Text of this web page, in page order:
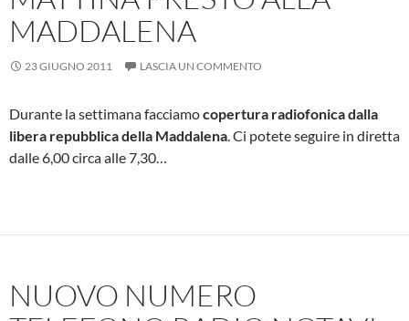
MADDALENA
23 GIUGNO 2011 LASCIA UN COMMENTO
Durante la settimana facciamocopertura radiofonica dalla
libera repubblica della Maddalena. Ci potete seguire in diretta
dalle 6,00 circa alle 7,30…
NUOVO NUMERO